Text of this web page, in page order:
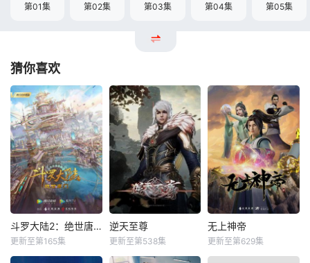
第01集 第02集 第03集 第04集 第05集
猜你喜欢
斗罗大陆2：绝世唐门
更新至第165集
逆天至尊
更新至第538集
无上神帝
更新至第629集